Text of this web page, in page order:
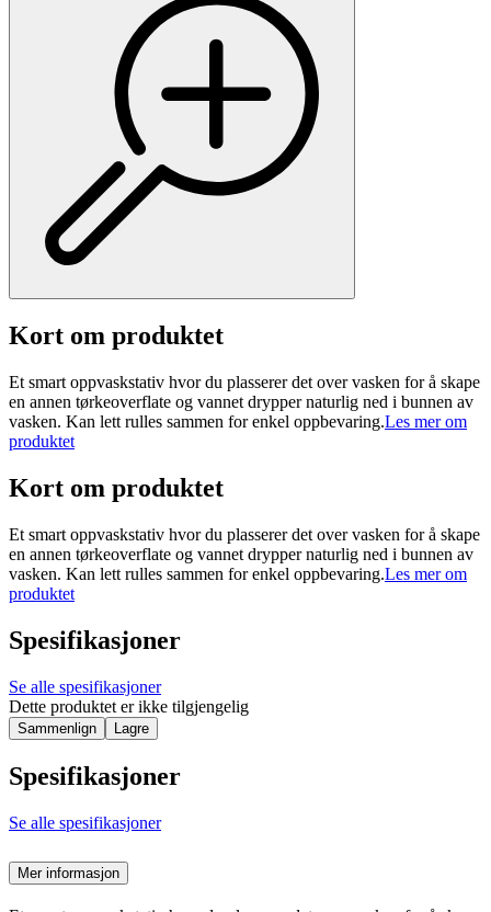
Kort om produktet
Et smart oppvaskstativ hvor du plasserer det over vasken for å skape
en annen tørkeoverflate og vannet drypper naturlig ned i bunnen av
vasken. Kan lett rulles sammen for enkel oppbevaring.Les mer om
produktet
Kort om produktet
Et smart oppvaskstativ hvor du plasserer det over vasken for å skape
en annen tørkeoverflate og vannet drypper naturlig ned i bunnen av
vasken. Kan lett rulles sammen for enkel oppbevaring.Les mer om
produktet
Spesifikasjoner
Se alle spesifikasjoner
Dette produktet er ikke tilgjengelig
Sammenlign Lagre
Spesifikasjoner
Se alle spesifikasjoner
Mer informasjon